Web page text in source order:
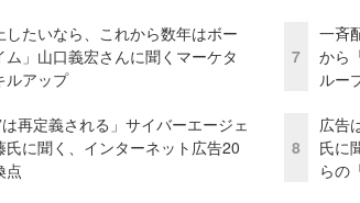
したいなら、これから数年はボー
ム」山口義宏さんに聞くマーケタ
ルアップ
”は再定義される」サイバーエージェ
氏に聞く、インターネット広告20
点
7
一斉
から
ルー
8
広告
氏に
らの